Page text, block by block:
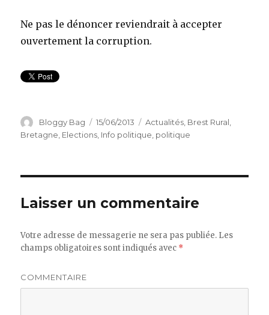
Ne pas le dénoncer reviendrait à accepter
ouvertement la corruption.
Auteur
Bloggy Bag
Publié
le
15/06/2013 Catégories
Actualités Brest Rural
Bretagne Elections Info politique politique
Laisser un commentaire
Votre adresse de messagerie ne sera pas publiée. Les
champs obligatoires sont indiqués avec *
COMMENTAIRE